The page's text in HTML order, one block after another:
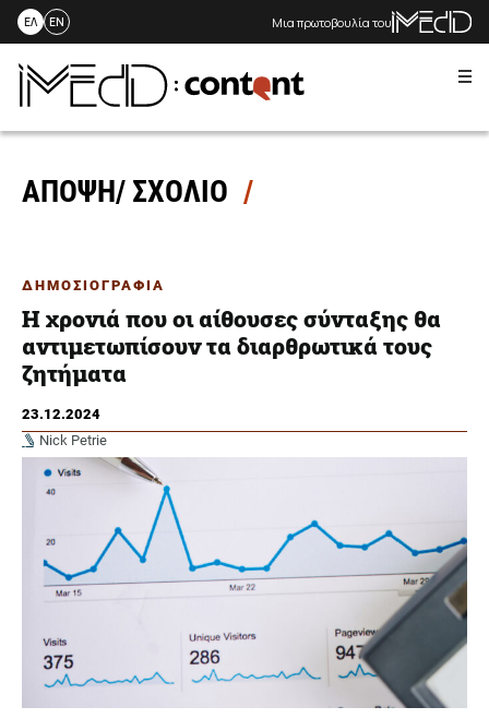
Skip
content
ΕΛ EN Μια πρωτοβουλία του
ΑΠΟΨΗ/ ΣΧΟΛΙΟ
ΔΗΜΟΣΙΟΓΡΑΦΙΑ
Η χρονιά που οι αίθουσες σύνταξης θα
αντιμετωπίσουν τα διαρθρωτικά τους
ζητήματα
23.12.2024
Nick Petrie